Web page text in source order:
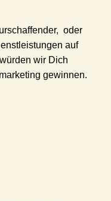
oder
auf
wir Dich
gewinnen.